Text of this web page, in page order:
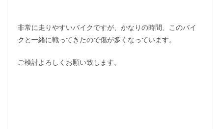
非常に走りやすいバイクですが、かなりの時間、このバイ
クと一緒に戦ってきたので傷が多くなっています。
ご検討よろしくお願い致します。